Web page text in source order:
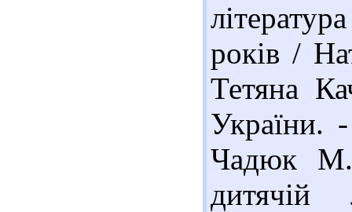
років /
Тетяна
Чадюк М.
дитячій